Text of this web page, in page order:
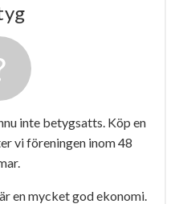
inte betygsatts. Köp en
vi föreningen inom 48
en mycket god ekonomi.